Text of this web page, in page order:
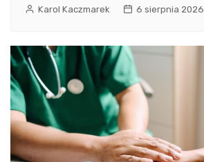
Karol Kaczmarek 6 sierpnia 2026